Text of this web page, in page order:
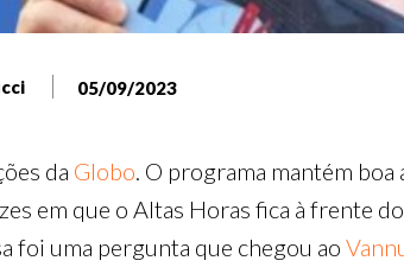
05/09/2023
da Globo. O programa mantém boa
em que o Altas Horas fica à frente
foi uma pergunta que chegou ao